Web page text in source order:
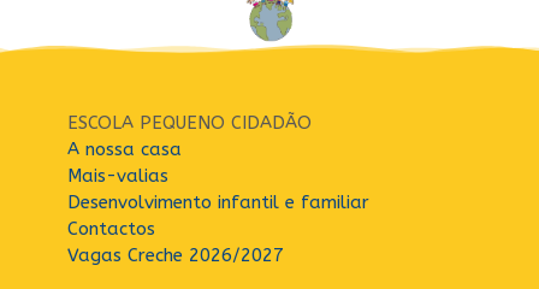
ESCOLA PEQUENO CIDADÃO
A nossa casa
Mais-valias
Desenvolvimento infantil e familiar
Contactos
Vagas Creche 2026/2027